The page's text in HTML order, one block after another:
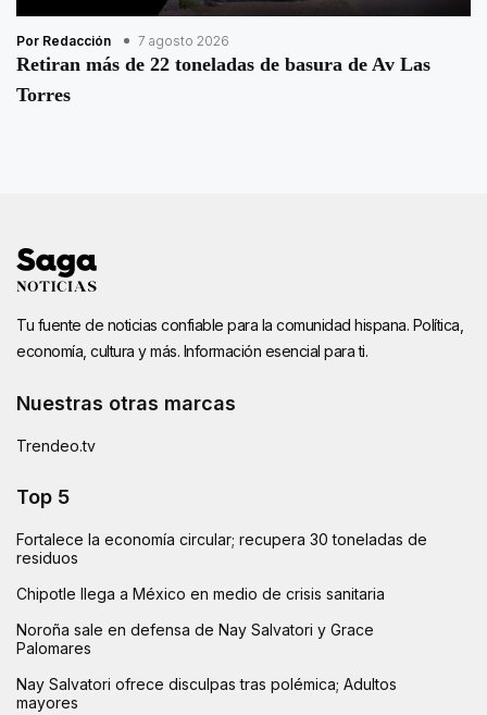
Por Redacción 7 agosto 2026
Retiran más de 22 toneladas de basura de Av Las
Torres
Tu fuente de noticias confiable para la comunidad hispana. Política,
economía, cultura y más. Información esencial para ti.
Nuestras otras marcas
Trendeo.tv
Top 5
Fortalece la economía circular; recupera 30 toneladas de
residuos
Chipotle llega a México en medio de crisis sanitaria
Noroña sale en defensa de Nay Salvatori y Grace
Palomares
Nay Salvatori ofrece disculpas tras polémica; Adultos
mayores